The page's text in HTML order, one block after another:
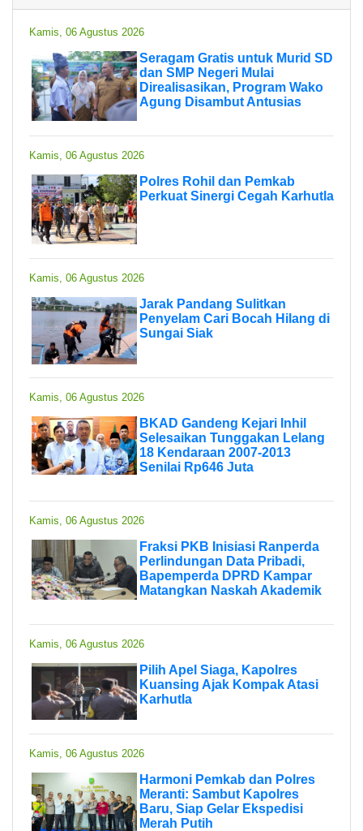
Kamis, 06 Agustus 2026
Seragam Gratis untuk Murid SD
dan SMP Negeri Mulai
Direalisasikan, Program Wako
Agung Disambut Antusias
Kamis, 06 Agustus 2026
Polres Rohil dan Pemkab
Perkuat Sinergi Cegah Karhutla
Kamis, 06 Agustus 2026
Jarak Pandang Sulitkan
Penyelam Cari Bocah Hilang di
Sungai Siak
Kamis, 06 Agustus 2026
BKAD Gandeng Kejari Inhil
Selesaikan Tunggakan Lelang
18 Kendaraan 2007-2013
Senilai Rp646 Juta
Kamis, 06 Agustus 2026
Fraksi PKB Inisiasi Ranperda
Perlindungan Data Pribadi,
Bapemperda DPRD Kampar
Matangkan Naskah Akademik
Kamis, 06 Agustus 2026
Pilih Apel Siaga, Kapolres
Kuansing Ajak Kompak Atasi
Karhutla
Kamis, 06 Agustus 2026
Harmoni Pemkab dan Polres
Meranti: Sambut Kapolres
Baru, Siap Gelar Ekspedisi
Merah Putih